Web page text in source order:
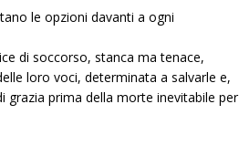
le opzioni davanti a ogni
di soccorso, stanca ma tenace,
loro voci, determinata a salvarle e,
prima della morte inevitabile per